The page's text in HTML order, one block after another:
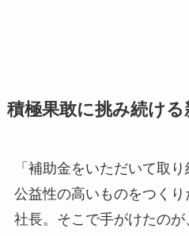
積極果敢に挑み続け
「補助金をいただいて取
公益性の高いものをつく
社長。そこで手がけたの